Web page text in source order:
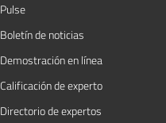
Pulse
Boletín de noticias
Demostración en línea
Calificación de experto
Directorio de expertos